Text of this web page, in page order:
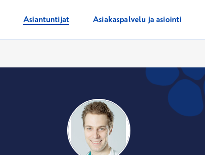
Asiantuntijat Asiakaspalvelu ja asiointi